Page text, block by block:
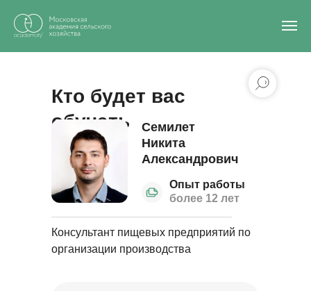
Главная / Эксперты-практики
Семилет Никита Александрович
Кто будет вас
обучать
Семилет
Никита
Александрович
Опыт работы
более 12 лет
Консультант пищевых предприятий по
организации производства